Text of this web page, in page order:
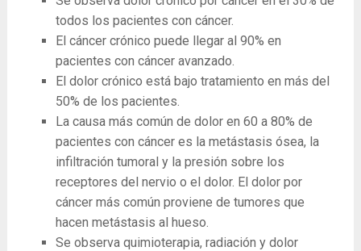
todos los pacientes con cáncer.
El cáncer crónico puede llegar al 90% en
pacientes con cáncer avanzado.
El dolor crónico está bajo tratamiento en más del
50% de los pacientes.
La causa más común de dolor en 60 a 80% de
pacientes con cáncer es la metástasis ósea, la
infiltración tumoral y la presión sobre los
receptores del nervio o el dolor. El dolor por
cáncer más común proviene de tumores que
hacen metástasis al hueso.
Se observa quimioterapia, radiación y dolor